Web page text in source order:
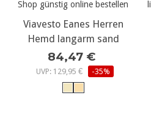
Viavesto Eanes Herren
Hemd langarm sand
84,47 €
UVP: 129,95 € -35%